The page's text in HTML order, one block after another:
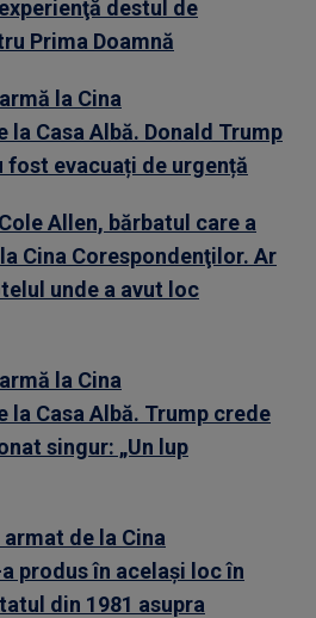
destul de
Prima Doamnă
la Cina
la Casa Albă. Donald Trump
fost evacuați de urgență
Allen, bărbatul care a
Cina Corespondenţilor. Ar
unde a avut loc
la Cina
la Casa Albă. Trump crede
singur: „Un lup
de la Cina
produs în acelaşi loc în
din 1981 asupra